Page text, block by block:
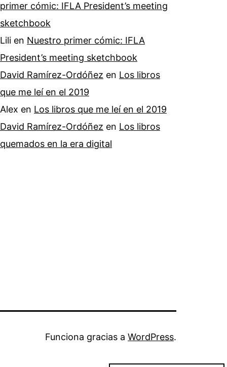
primer cómic: IFLA President’s meeting
sketchbook
Lili en Nuestro primer cómic: IFLA
President’s meeting sketchbook
David Ramírez-Ordóñez en Los libros
que me leí en el 2019
Alex en Los libros que me leí en el 2019
David Ramírez-Ordóñez en Los libros
quemados en la era digital
Funciona gracias a WordPress.